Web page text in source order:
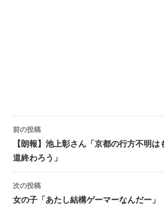
投稿ナビゲーション
前の投稿
【朗報】池上彰さん「京都の行方不明
道終わろう」
次の投稿
女の子「あたし結構ゲーマーなんだー